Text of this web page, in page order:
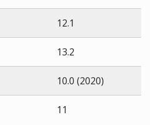
12.1
13.2
10.0 (2020)
11